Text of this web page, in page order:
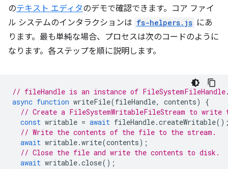
のテキスト エディタのデモで確認できます。コア ファイ
ル システムのインタラクションは fs-helpers.js にあ
ります。最も単純な場合、プロセスは次のコードのように
なります。各ステップを順に説明します。
// fileHandle is an instance of
async function writeFile(fileHandle, contents)
{
// Create a FileSystemWritableFileStream to write
const writable = await fileHandle.createWritable
// Write the contents of the file to the stream.
await writable.write(contents);
// Close the file and write the contents to disk.
await writable.close();